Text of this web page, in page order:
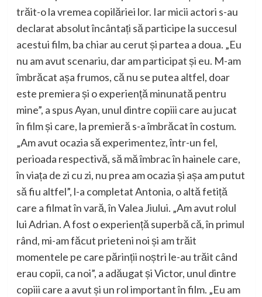
trăit-o la vremea copilăriei lor. Iar micii actori s-au
declarat absolut încântați să participe la succesul
acestui film, ba chiar au cerut și partea a doua. „Eu
nu am avut scenariu, dar am participat și eu. M-am
îmbrăcat așa frumos, că nu se putea altfel, doar
este premiera și o experiență minunată pentru
mine”, a spus Ayan, unul dintre copiii care au jucat
în film și care, la premieră s-a îmbrăcat în costum.
„Am avut ocazia să experimentez, într-un fel,
perioada respectivă, să mă îmbrac în hainele care,
în viața de zi cu zi, nu prea am ocazia și așa am putut
să fiu altfel”, l-a completat Antonia, o altă fetiță
care a filmat în vară, în Valea Jiului. „Am avut rolul
lui Adrian. A fost o experiență superbă că, în primul
rând, mi-am făcut prieteni noi și am trăit
momentele pe care părinții noștri le-au trăit când
erau copii, ca noi”, a adăugat și Victor, unul dintre
copiii care a avut și un rol important în film. „Eu am